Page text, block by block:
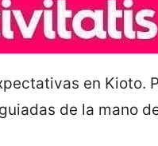
en Kioto.
de la mano